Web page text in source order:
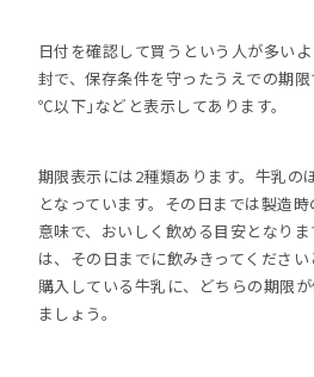
日付を確認して買うという人が多い
封で、保存条件を守ったうえでの期
℃以下｣などと表示してあります。
期限表示には2種類あります。牛乳の
となっています。その日までは製造
意味で、おいしく飲める目安となりま
は、その日までに飲みきってくださ
購入している牛乳に、どちらの期限
ましょう。